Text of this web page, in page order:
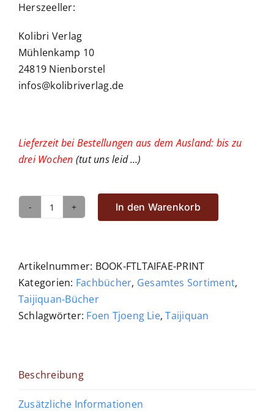
Herszeeller:
Kolibri Verlag
Mühlenkamp 10
24819 Nienborstel
infos@kolibriverlag.de
Lieferzeit bei Bestellungen aus dem Ausland: bis zu
drei Wochen (tut uns leid …)
Foen
Taiji-
Fächer
Menge
In den Warenkorb
Artikelnummer: BOOK-FTLTAIFAE-PRINT
Kategorien: Fachbücher, Gesamtes Sortiment,
Taijiquan-Bücher
Schlagwörter: Foen Tjoeng Lie,Taijiquan
Beschreibung
Zusätzliche Informationen